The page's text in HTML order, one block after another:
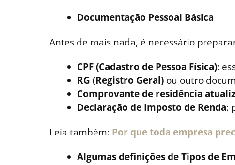
Documentação Pessoal Básica
Antes de mais nada, é necessário
CPF (Cadastro de Pessoa Física):
RG (Registro Geral) ou outro
Comprovante de residência
Declaração de Imposto de Renda:
Leia também: Por que toda empresa
Algumas definições de Tipos de